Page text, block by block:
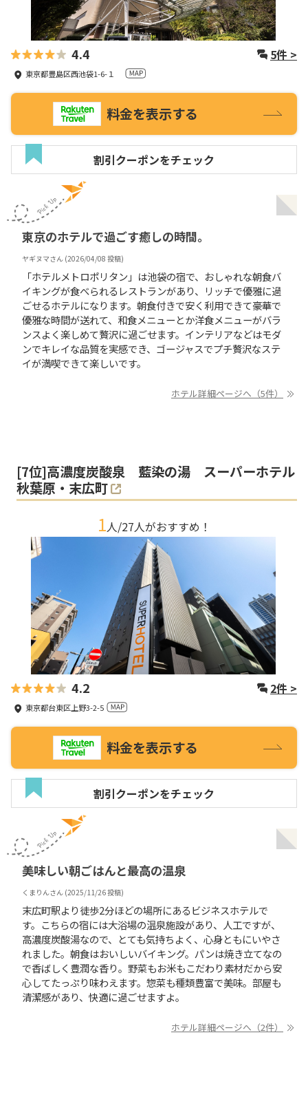
4.4 5件 >
東京都豊島区西池袋1-6-１
料金を表示する
割引クーポンをチェック
東京のホテルで過ごす癒しの時間。
ヤギヌマさん (2026/04/08 投稿)
「ホテルメトロポリタン」は池袋の宿で、おしゃれな朝食バ
イキングが食べられるレストランがあり、リッチで優雅に過
ごせるホテルになります。朝食付きで安く利用できて豪華で
優雅な時間が送れて、和食メニューとか洋食メニューがバラ
ンスよく楽しめて贅沢に過ごせます。インテリアなどはモダ
ンでキレイな品質を実感でき、ゴージャスでプチ贅沢なステ
イが満喫できて楽しいです。
ホテル詳細ページへ（5件）
[7位]高濃度炭酸泉 藍染の湯 スーパーホテル
秋葉原・末広町
1人/27人がおすすめ！
4.2 2件 >
東京都台東区上野3-2-5
料金を表示する
割引クーポンをチェック
美味しい朝ごはんと最高の温泉
くまりんさん (2025/11/26投稿)
末広町駅より徒歩2分ほどの場所にあるビジネスホテルで
す。こちらの宿には大浴場の温泉施設があり、人工ですが、
高濃度炭酸湯なので、とても気持ちよく、心身ともにいやさ
れました。朝食はおいしいバイキング。パンは焼き立てなの
で香ばしく豊潤な香り。野菜もお米もこだわり素材だから安
心してたっぷり味わえます。惣菜も種類豊富で美味。部屋も
清潔感があり、快適に過ごせますよ。
ホテル詳細ページへ（2件）